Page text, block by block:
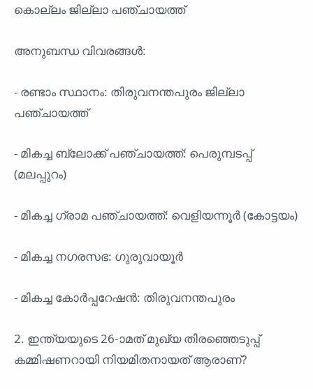
കൊല്ലം ജില്ലാ പഞ്ചായത്ത്
അനുബന്ധ വിവരങ്ങൾ:
- രണ്ടാം സ്ഥാനം: തിരുവനന്തപുരം ജില്ലാ
പഞ്ചായത്ത്
- മികച്ച ബ്ലോക്ക് പഞ്ചായത്ത്: പെരുമ്പടപ്പ്
(മലപ്പുറം)
- മികച്ച ഗ്രാമ പഞ്ചായത്ത്: വെളിയന്നൂർ (കോട്ടയം)
- മികച്ച നഗരസഭ: ഗുരുവായൂർ
- മികച്ച കോർപ്പറേഷൻ: തിരുവനന്തപുരം
2. ഇന്ത്യയുടെ 26-ാമത് മുഖ്യ തിരഞ്ഞെടുപ്പ്
കമ്മിഷണറായി നിയമിതനായത് ആരാണ്?